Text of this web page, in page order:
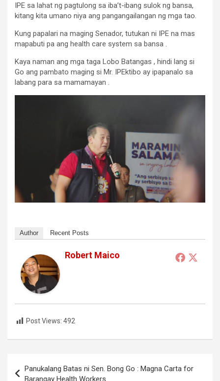
IPE sa lahat ng pagtulong sa iba’t-ibang sulok ng bansa,
kitang kita umano niya ang pangangailangan ng mga tao.
Kung papalari na maging Senador, tutukan ni IPE na mas
mapabuti pa ang health care system sa bansa .
Kaya naman ang mga taga Lobo Batangas , hindi lang si
Go ang pambato maging si Mr. IPEktibo ay ipapanalo sa
labang para sa mamamayan .
Author Recent Posts
Robert Maico
Post Views: 492
navigation
Panukalang Batas ni Sen. Bong Go : Magna Carta for
Barangay Health Workers